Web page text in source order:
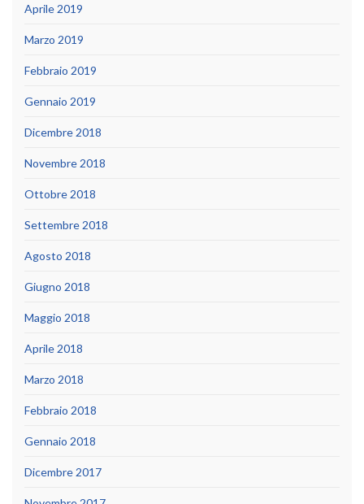
Aprile 2019
Marzo 2019
Febbraio 2019
Gennaio 2019
Dicembre 2018
Novembre 2018
Ottobre 2018
Settembre 2018
Agosto 2018
Giugno 2018
Maggio 2018
Aprile 2018
Marzo 2018
Febbraio 2018
Gennaio 2018
Dicembre 2017